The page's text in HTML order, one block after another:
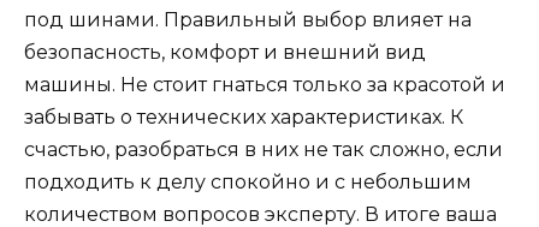
под шинами. Правильный выбор влияет на
безопасность, комфорт и внешний вид
машины. Не стоит гнаться только за красотой и
забывать о технических характеристиках. К
счастью, разобраться в них не так сложно, если
подходить к делу спокойно и с небольшим
количеством вопросов эксперту. В итоге ваша